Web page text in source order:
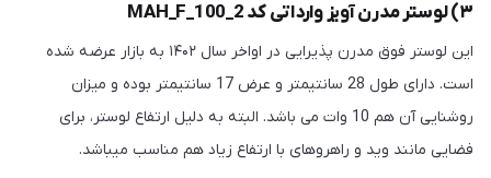
۳) لوستر مدرن آویز وارداتی کد MAH_F_100_2
این لوستر فوق مدرن پذیرایی در اواخر سال ۱۴۰۲ به بازار عرضه شده
است. دارای طول 28 سانتیمتر و عرض 17 سانتیمتر بوده و میزان
روشنایی آن هم 10 وات می باشد. البته به دلیل ارتفاع لوستر، برای
فضایی مانند وید و راهروهای با ارتفاع زیاد هم مناسب میباشد.